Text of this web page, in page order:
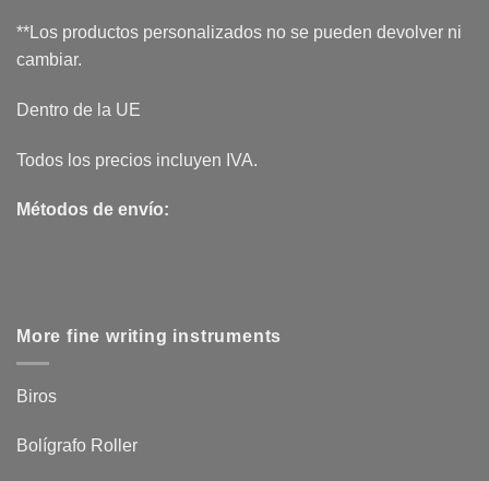
**Los productos personalizados no se pueden devolver ni
cambiar.
Dentro de la UE
Todos los precios incluyen IVA.
Métodos de envío:
More fine writing instruments
Biros
Bolígrafo Roller